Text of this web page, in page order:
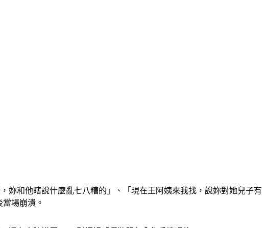
妳和他瞎說什麼亂七八糟的」、「現在王阿姨來我找，說妳對她兒子有
場崩潰。